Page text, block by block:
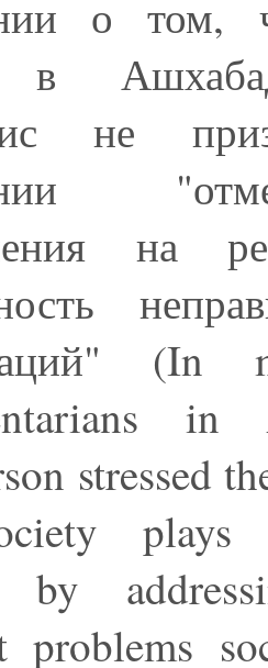
о том,
в
не
на
(In
in
stressed
plays
by
problems